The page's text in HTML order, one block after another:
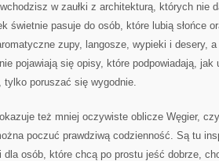
w zaułki z architekturą, których nie
świetnie pasuje do osób, które lubią słońce
zupy, langosze, wypieki i desery,
pojawiają się opisy, które podpowiadają, jak
tylko poruszać się wygodnie.
też mniej oczywiste oblicze Węgier,
poczuć prawdziwą codzienność. Są tu
dla osób, które chcą po prostu jeść dobrze,